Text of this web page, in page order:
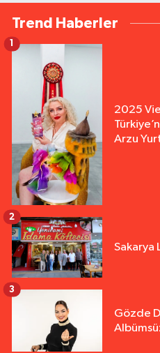
Trend Haberler
2025
Arzu
1
Sakarya
2
Gözde
3